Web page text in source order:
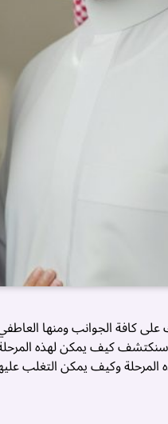
على كافة الجوانب ومنها
كيف يمكن لهذه
وكيف يمكن التغلب